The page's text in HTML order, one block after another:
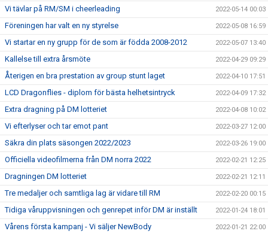
Vi tävlar på RM/SM i cheerleading 2022-05-14 00:03
Föreningen har valt en ny styrelse 2022-05-08 16:59
Vi startar en ny grupp för de som är födda 2008-2012 2022-05-07 13:40
Kallelse till extra årsmöte 2022-04-29 09:29
Återigen en bra prestation av group stunt laget 2022-04-10 17:51
LCD Dragonflies - diplom för bästa helhetsintryck 2022-04-09 17:32
Extra dragning på DM lotteriet 2022-04-08 10:02
Vi efterlyser och tar emot pant 2022-03-27 12:00
Säkra din plats säsongen 2022/2023 2022-03-26 19:00
Officiella videofilmerna från DM norra 2022 2022-02-21 12:25
Dragningen DM lotteriet 2022-02-21 12:11
Tre medaljer och samtliga lag är vidare till RM 2022-02-20 00:15
Tidiga våruppvisningen och genrepet inför DM är inställt 2022-01-24 18:01
Vårens första kampanj - Vi säljer NewBody 2022-01-21 22:00